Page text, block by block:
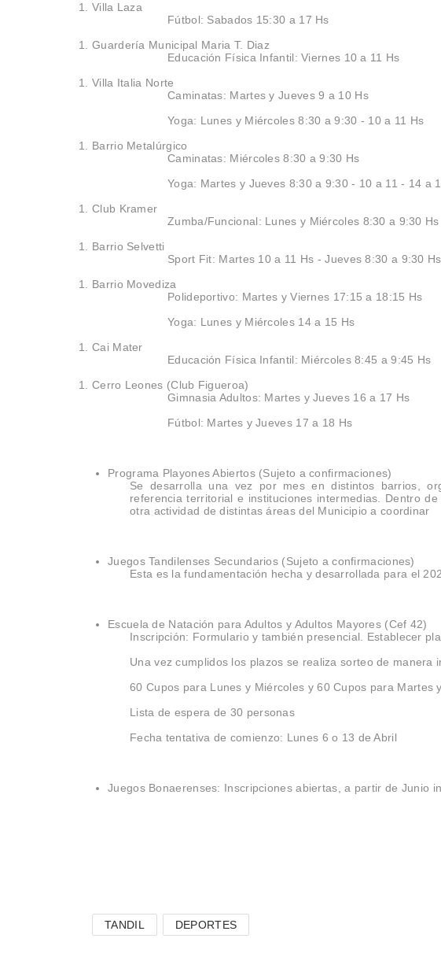
Villa Laza
Fútbol: Sabados 15:30 a 17 Hs
Guardería Municipal Maria T. Diaz
Educación Física Infantil: Viernes 10 a 11 Hs
Villa Italia Norte
Caminatas: Martes y Jueves 9 a 10 Hs
Yoga: Lunes y Miércoles 8:30 a 9:30 - 10 a 11 Hs
Barrio Metalúrgico
Caminatas: Miércoles 8:30 a 9:30 Hs
Yoga: Martes y Jueves 8:30 a 9:30 - 10 a 11 - 14 a
Club Kramer
Zumba/Funcional: Lunes y Miércoles 8:30 a 9:30 Hs
Barrio Selvetti
Sport Fit: Martes 10 a 11 Hs - Jueves 8:30 a 9:30 Hs
Barrio Movediza
Polideportivo: Martes y Viernes 17:15 a 18:15 Hs
Yoga: Lunes y Miércoles 14 a 15 Hs
Cai Mater
Educación Física Infantil: Miércoles 8:45 a 9:45 Hs
Cerro Leones (Club Figueroa)
Gimnasia Adultos: Martes y Jueves 16 a 17 Hs
Fútbol: Martes y Jueves 17 a 18 Hs
Programa Playones Abiertos (Sujeto a confirmaciones)
Se desarrolla una vez por mes en distintos barrios,
referencia territorial e instituciones intermedias. Dentro
otra actividad de distintas áreas del Municipio a coordinar
Juegos Tandilenses Secundarios (Sujeto a confirmaciones)
Esta es la fundamentación hecha y desarrollada para el
Escuela de Natación para Adultos y Adultos Mayores (Cef 42)
Inscripción: Formulario y también presencial. Establecer
Una vez cumplidos los plazos se realiza sorteo de manera
60 Cupos para Lunes y Miércoles y 60 Cupos para Martes
Lista de espera de 30 personas
Fecha tentativa de comienzo: Lunes 6 o 13 de Abril
Juegos Bonaerenses: Inscripciones abiertas, a partir de Junio
TANDIL DEPORTES